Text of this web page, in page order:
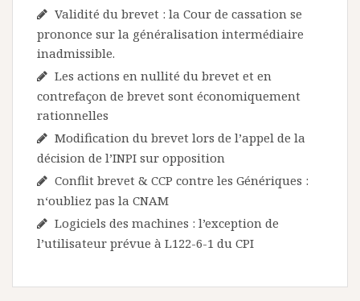
Validité du brevet : la Cour de cassation se
prononce sur la généralisation intermédiaire
inadmissible.
Les actions en nullité du brevet et en
contrefaçon de brevet sont économiquement
rationnelles
Modification du brevet lors de l’appel de la
décision de l’INPI sur opposition
Conflit brevet & CCP contre les Génériques :
n‘oubliez pas la CNAM
Logiciels des machines : l’exception de
l’utilisateur prévue à L122-6-1 du CPI